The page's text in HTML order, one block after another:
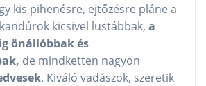
kis pihenésre, ejtőzésre pláne a
kicsivel lustábbak, a
önállóbbak és
de mindketten nagyon
. Kiváló vadászok, szeretik